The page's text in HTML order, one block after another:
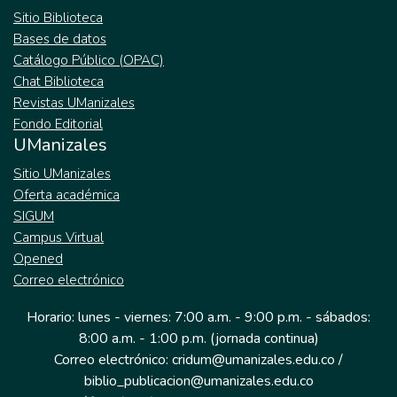
integridad, disponibilidad y confiabilidad de
aplicativo se implementaron tecnologías
conclusión con este sistema se mejoran
mejor atención al cliente.
Sitio Biblioteca
Bases de datos
Catálogo Público (OPAC)
Chat Biblioteca
Revistas UManizales
Fondo Editorial
UManizales
Sitio UManizales
Oferta académica
SIGUM
Campus Virtual
Opened
Correo electrónico
Horario: lunes - viernes: 7:00 a.m. - 9:00 p.m. - sábados:
8:00 a.m. - 1:00 p.m. (jornada continua)
Correo electrónico: cridum@umanizales.edu.co /
biblio_publicacion@umanizales.edu.co